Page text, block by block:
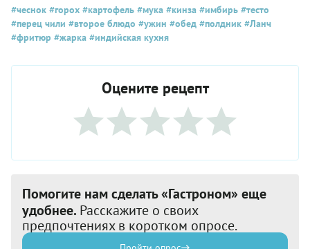
#чеснок #горох #картофель #мука #кинза #имбирь #тесто
#перец чили #второе блюдо #ужин #обед #полдник #Ланч
#фритюр #жарка #индийская кухня
Оцените рецепт
Помогите нам сделать «Гастроном» еще
удобнее. Расскажите о своих
предпочтениях в коротком опросе.